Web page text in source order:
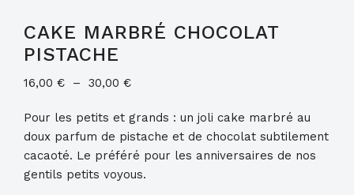
CAKE MARBRÉ CHOCOLAT
PISTACHE
16,00 € – 30,00 €Plage
prix :
16,00 €
à
30,00 €
Pour les petits et grands : un joli cake marbré au
doux parfum de pistache et de chocolat subtilement
cacaoté. Le préféré pour les anniversaires de nos
gentils petits voyous.